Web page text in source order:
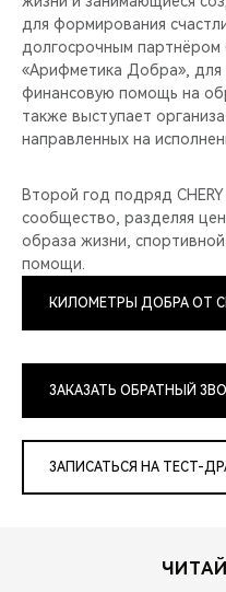
для формирования
долгосрочным партнёром
«Арифметика Добра», для
финансовую помощь на
также выступает
направленных на
Второй год подряд
сообщество, разделяя
образа жизни,
помощи.
КИЛОМЕТРЫ ДОБРА ОТ
ЗАКАЗАТЬ ОБРАТНЫЙ
ЗАПИСАТЬСЯ НА ТЕСТ-